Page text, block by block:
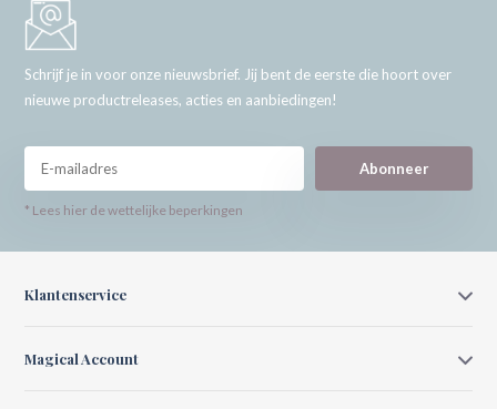
Schrijf je in voor onze nieuwsbrief. Jij bent de eerste die hoort over
nieuwe productreleases, acties en aanbiedingen!
Abonneer
* Lees hier de wettelijke beperkingen
Klantenservice
Magical Account